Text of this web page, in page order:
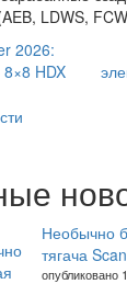
LDWS,
2026:
HDX
Необычно
тягача
опубликовано